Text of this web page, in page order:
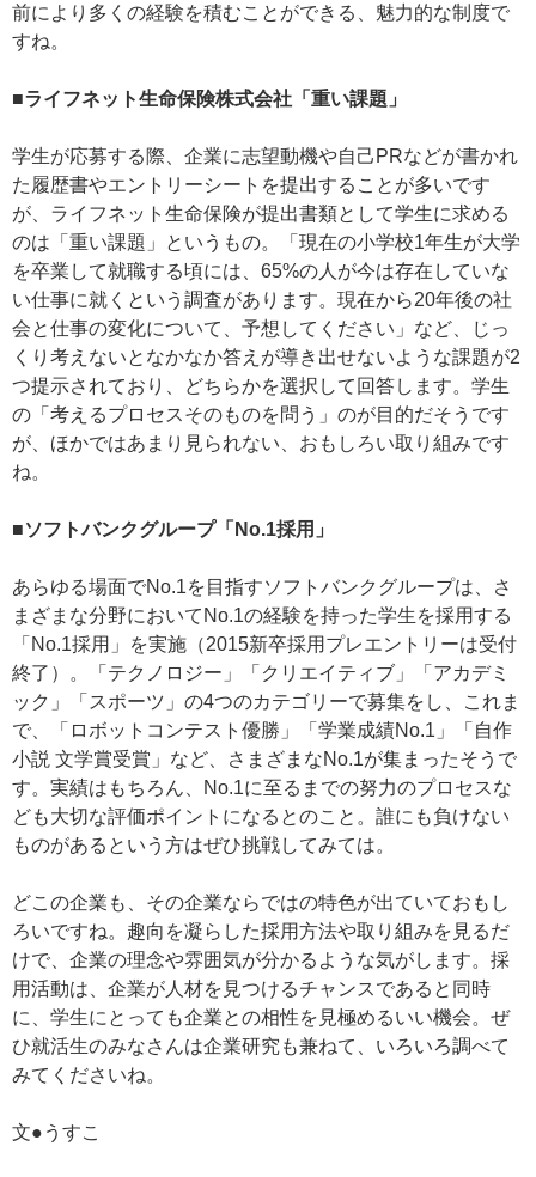
前により多くの経験を積むことができる、魅力的な制度で
すね。
■ライフネット生命保険株式会社「重い課題」
学生が応募する際、企業に志望動機や自己PRなどが書かれ
た履歴書やエントリーシートを提出することが多いです
が、ライフネット生命保険が提出書類として学生に求める
のは「重い課題」というもの。「現在の小学校1年生が大学
を卒業して就職する頃には、65%の人が今は存在していな
い仕事に就くという調査があります。現在から20年後の社
会と仕事の変化について、予想してください」など、じっ
くり考えないとなかなか答えが導き出せないような課題が2
つ提示されており、どちらかを選択して回答します。学生
の「考えるプロセスそのものを問う」のが目的だそうです
が、ほかではあまり見られない、おもしろい取り組みです
ね。
■ソフトバンクグループ「No.1採用」
あらゆる場面でNo.1を目指すソフトバンクグループは、さ
まざまな分野においてNo.1の経験を持った学生を採用する
「No.1採用」を実施（2015新卒採用プレエントリーは受付
終了）。「テクノロジー」「クリエイティブ」「アカデミ
ック」「スポーツ」の4つのカテゴリーで募集をし、これま
で、「ロボットコンテスト優勝」「学業成績No.1」「自作
小説 文学賞受賞」など、さまざまなNo.1が集まったそうで
す。実績はもちろん、No.1に至るまでの努力のプロセスな
ども大切な評価ポイントになるとのこと。誰にも負けない
ものがあるという方はぜひ挑戦してみては。
どこの企業も、その企業ならではの特色が出ていておもし
ろいですね。趣向を凝らした採用方法や取り組みを見るだ
けで、企業の理念や雰囲気が分かるような気がします。採
用活動は、企業が人材を見つけるチャンスであると同時
に、学生にとっても企業との相性を見極めるいい機会。ぜ
ひ就活生のみなさんは企業研究も兼ねて、いろいろ調べて
みてくださいね。
文●うすこ